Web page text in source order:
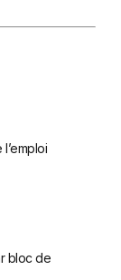
bloc de